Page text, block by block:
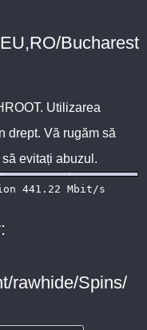
Bucharest
. Utilizarea
drept. Vă rugăm să
evitați abuzul.
rawhide/Spins/